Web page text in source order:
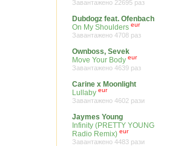
Завантажено 22695 раз
Dubdogz feat. Ofenbach
On My Shoulders eur
Завантажено 4708 раз
Ownboss, Sevek
Move Your Body eur
Завантажено 4639 раз
Carine x Moonlight
Lullaby eur
Завантажено 4602 рази
Jaymes Young
Infinity (PRETTY YOUNG
Radio Remix) eur
Завантажено 4483 рази